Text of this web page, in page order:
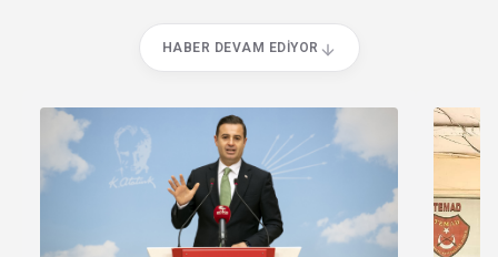
HABER DEVAM EDIYOR